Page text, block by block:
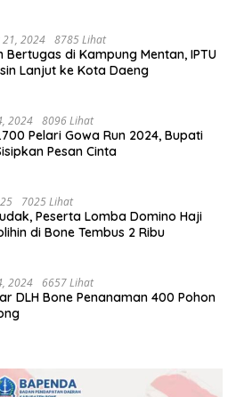
21, 2024 8785 Lihat
Bertugas di Kampung Mentan, IPTU
Lanjut ke Kota Daeng
2024 8096 Lihat
Pelari Gowa Run 2024, Bupati
Pesan Cinta
7025 Lihat
Peserta Lomba Domino Haji
di Bone Tembus 2 Ribu
2024 6657 Lihat
DLH Bone Penanaman 400 Pohon